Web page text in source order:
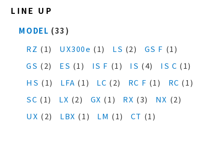
LINE UP
MODEL (33)
RZ (1) UX300e (1) LS (2) GS F (1)
GS (2) ES (1) IS F (1) IS (4) IS C (1)
HS (1) LFA (1) LC (2) RC F (1) RC (1)
SC (1) LX (2) GX (1) RX (3) NX (2)
UX (2) LBX (1) LM (1) CT (1)